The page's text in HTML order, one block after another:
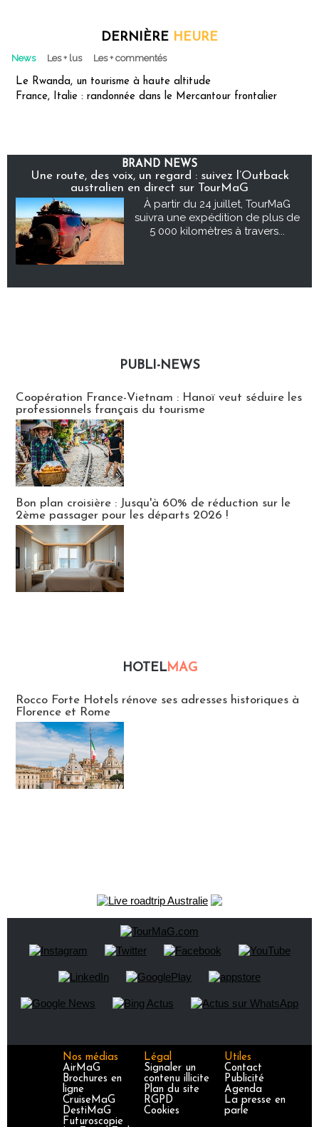
DERNIÈRE HEURE
News Les + lus Les + commentés
Le Rwanda, un tourisme à haute altitude
France, Italie : randonnée dans le Mercantour frontalier
BRAND NEWS
Une route, des voix, un regard : suivez l’Outback
australien en direct sur TourMaG
À partir du 24 juillet, TourMaG
suivra une expédition de plus de
5 000 kilomètres à travers...
PUBLI-NEWS
Coopération France-Vietnam : Hanoï veut séduire les
professionnels français du tourisme
Bon plan croisière : Jusqu'à 60% de réduction sur le
2ème passager pour les départs 2026 !
HOTELMAG
Rocco Forte Hotels rénove ses adresses historiques à
Florence et Rome
Nos médias
AirMaG
Brochures en
ligne
CruiseMaG
DestiMaG
Futuroscopie
Légal
Signaler un
contenu illicite
Plan du site
RGPD
Cookies
Utiles
Contact
Publicité
Agenda
La presse en
parle